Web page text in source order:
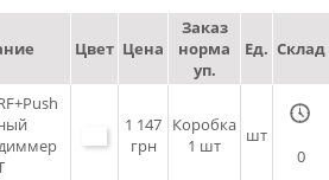
Цвет Цена
Заказ
норма
уп.
Ед. Склад
1 147
грн
Коробка
1 шт
шт
0